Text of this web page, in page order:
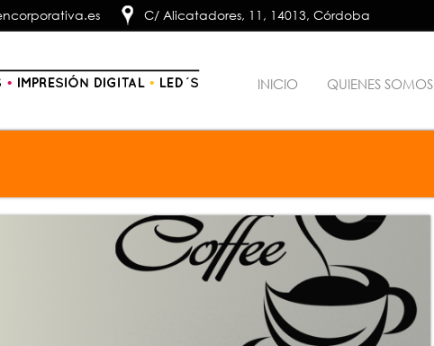
C/ Alicatadores, 11, 14013, Córdoba
INICIO QUIENES SOMOS